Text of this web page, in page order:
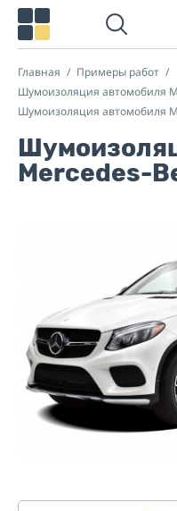
Главная
Примеры работ
Шумоизоляция автомобиля
Шумоизоляция автомобиля
Mercedes-